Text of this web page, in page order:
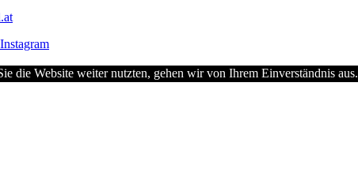
die Website weiter nutzten, gehen wir von Ihrem Einverständnis aus.